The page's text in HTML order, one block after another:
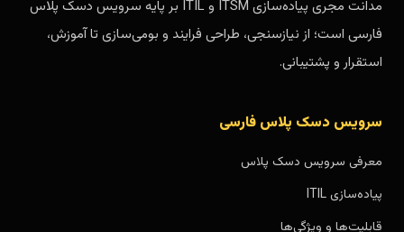
مدانت مجری پیاده‌سازی ITSM و ITIL بر پایه سرویس دسک پلاس
فارسی است؛ از نیازسنجی، طراحی فرایند و بومی‌سازی تا آموزش،
استقرار و پشتیبانی.
سرویس دسک پلاس فارسی
معرفی سرویس دسک پلاس
پیاده‌سازی ITIL
قابلیت‌ها و ویژگی‌ها